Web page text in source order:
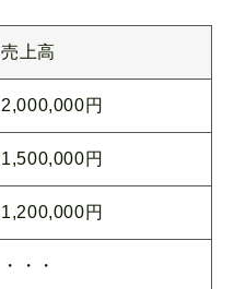
売上高
2,000,000円
1,500,000円
1,200,000円
・・・